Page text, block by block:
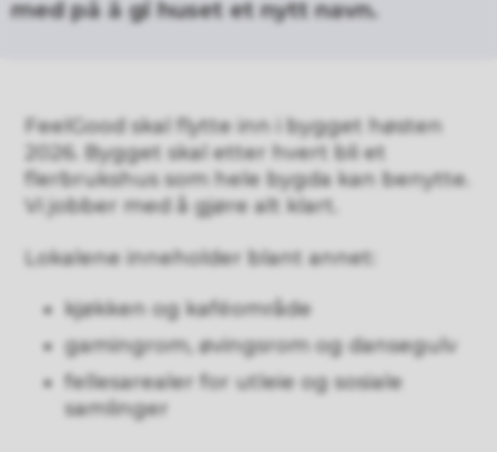
med på å gi huset et nytt navn.
FeelGood skal flytte inn i bygget høsten
2026. Bygget skal etter hvert bli et
flerbrukshus som hele bygda kan benytte.
Vi jobber med å gjøre alt klart.
Lokalene inneholder blant annet:
kjøkken og kaféområde
gamingrom, øvingsrom og dansegulv
fellesarealer for utleie og sosiale
samlinger